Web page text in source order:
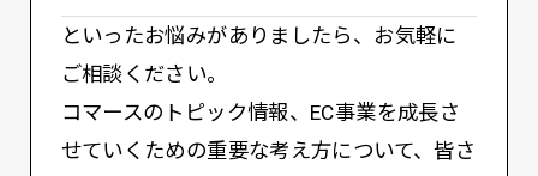
といったお悩みがありましたら、お気軽に
ご相談ください。
コマースのトピック情報、EC事業を成長さ
せていくための重要な考え方について、皆さ